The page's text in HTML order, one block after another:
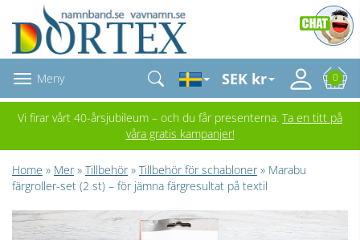
Meny SEK kr 0
Vi firar vårt 40-årsjubileum – och du får presenterna. Ta en titt på
våra gratis kampanjer!
Home » Mer» Tillbehör» Tillbehör för schabloner» Marabu
färgroller-set (2 st) – för jämna färgresultat på textil